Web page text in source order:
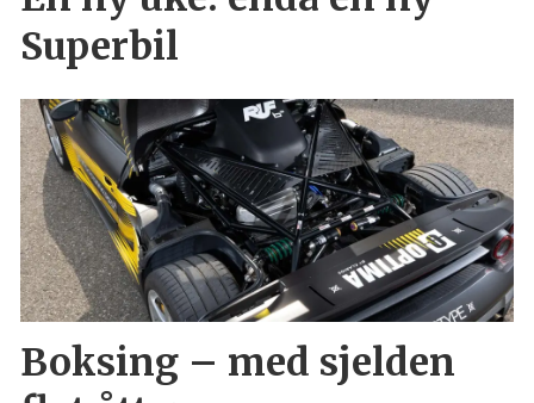
Superbil
Boksing – med sjelden